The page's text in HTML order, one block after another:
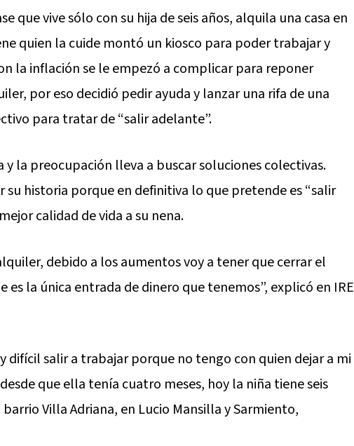
que vive sólo con su hija de seis años, alquila una casa en
quien la cuide montó un kiosco para poder trabajar y
la inflación se le empezó a complicar para reponer
por eso decidió pedir ayuda y lanzar una rifa de una
para tratar de “salir adelante”.
y la preocupación lleva a buscar soluciones colectivas.
su historia porque en definitiva lo que pretende es “salir
calidad de vida a su nena.
debido a los aumentos voy a tener que cerrar el
es la única entrada de dinero que tenemos”, explicó en IRE
difícil salir a trabajar porque no tengo con quien dejar a mi
que ella tenía cuatro meses, hoy la niña tiene seis
Villa Adriana, en Lucio Mansilla y Sarmiento,